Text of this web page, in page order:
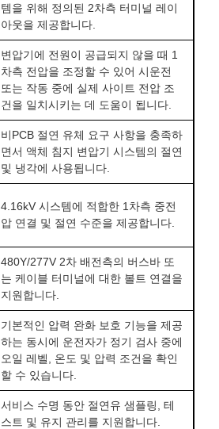
템을 위해 정의된 2차측 터미널 레이
아웃을 제공합니다.
변압기에 전원이 공급되지 않을 때 1
차측 전압을 조정할 수 있어 시운전
또는 작동 중에 실제 사이트 전압 조
건을 일치시키는 데 도움이 됩니다.
비PCB 절연 유체 요구 사항을 충족하
면서 액체 침지 변압기 시스템의 절연
및 냉각에 사용됩니다.
4.16kV 시스템에 적합한 1차측 중전
압 연결 및 절연 수준을 제공합니다.
480Y/277V 2차 배전측의 버스바 또
는 케이블 터미널에 대한 볼트 연결을
지원합니다.
기본적인 압력 완화 보호 기능을 제공
하는 동시에 운전자가 정기 검사 중에
오일 레벨, 온도 및 압력 조건을 확인
할 수 있습니다.
서비스 수명 동안 절연유 샘플링, 테
스트 및 유지 관리를 지원합니다.